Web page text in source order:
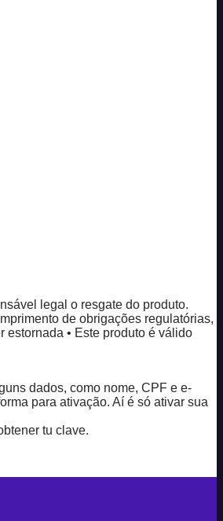
legal o resgate do produto.
de obrigações regulatórias,
estornada • Este produto é válido
dados, como nome, CPF e e-
para ativação. Aí é só ativar sua
tu clave.